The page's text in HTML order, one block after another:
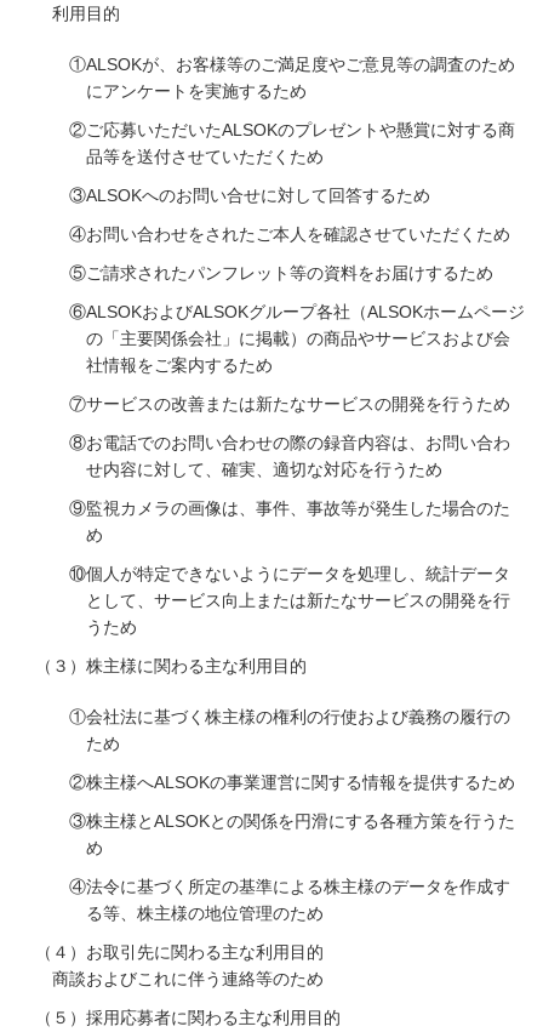
利用目的
①ALSOKが、お客様等のご満足度やご意見等の調査のため
にアンケートを実施するため
②ご応募いただいたALSOKのプレゼントや懸賞に対する商
品等を送付させていただくため
③ALSOKへのお問い合せに対して回答するため
④お問い合わせをされたご本人を確認させていただくため
⑤ご請求されたパンフレット等の資料をお届けするため
⑥ALSOKおよびALSOKグループ各社（ALSOKホームページ
の「主要関係会社」に掲載）の商品やサービスおよび会
社情報をご案内するため
⑦サービスの改善または新たなサービスの開発を行うため
⑧お電話でのお問い合わせの際の録音内容は、お問い合わ
せ内容に対して、確実、適切な対応を行うため
⑨監視カメラの画像は、事件、事故等が発生した場合のた
め
⑩個人が特定できないようにデータを処理し、統計データ
として、サービス向上または新たなサービスの開発を行
うため
（３）株主様に関わる主な利用目的
①会社法に基づく株主様の権利の行使および義務の履行の
ため
②株主様へALSOKの事業運営に関する情報を提供するため
③株主様とALSOKとの関係を円滑にする各種方策を行うた
め
④法令に基づく所定の基準による株主様のデータを作成す
る等、株主様の地位管理のため
（４）お取引先に関わる主な利用目的
商談およびこれに伴う連絡等のため
（５）採用応募者に関わる主な利用目的